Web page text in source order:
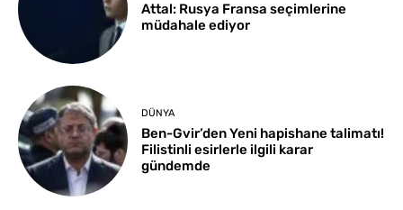
Attal: Rusya Fransa seçimlerine
müdahale ediyor
DÜNYA
Ben-Gvir’den Yeni hapishane talimatı!
Filistinli esirlerle ilgili karar
gündemde